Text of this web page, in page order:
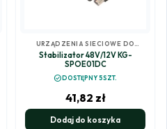
URZĄDZENIA SIECIOWE DO
MONITORINGU
Stabilizator 48V/12V KG-
SPOE01DC
check_circleDOSTĘPNY 5SZT.
41,82 zł
Dodaj do koszyka